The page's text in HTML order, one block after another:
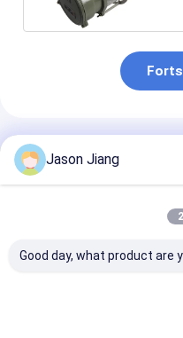
Empfohlene Produkte
Jason Jiang
Good day, what product are